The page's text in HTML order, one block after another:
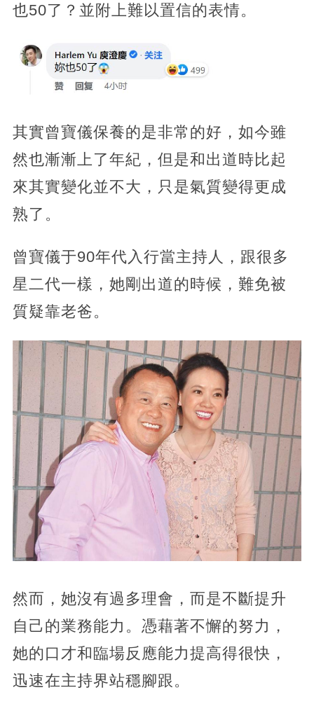
也50了？並附上難以置信的表情。
其實曾寶儀保養的是非常的好，如今雖
然也漸漸上了年紀，但是和出道時比起
來其實變化並不大，只是氣質變得更成
熟了。
曾寶儀于90年代入行當主持人，跟很多
星二代一樣，她剛出道的時候，難免被
質疑靠老爸。
然而，她沒有過多理會，而是不斷提升
自己的業務能力。憑藉著不懈的努力，
她的口才和臨場反應能力提高得很快，
迅速在主持界站穩腳跟。